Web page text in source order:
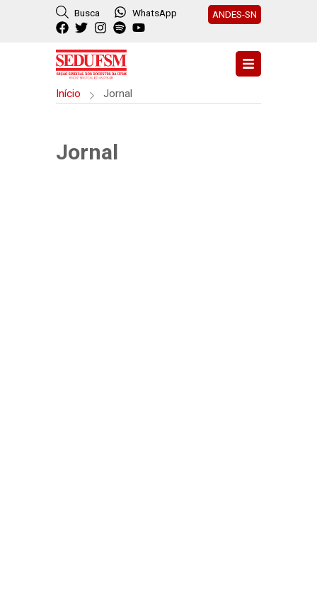
Busca WhatsApp ANDES-SN
Início Jornal
Jornal